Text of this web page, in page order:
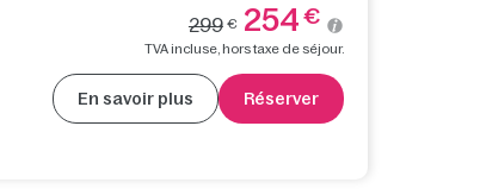
299 € 254 €
TVA incluse, hors taxe de séjour.
En savoir plus Réserver